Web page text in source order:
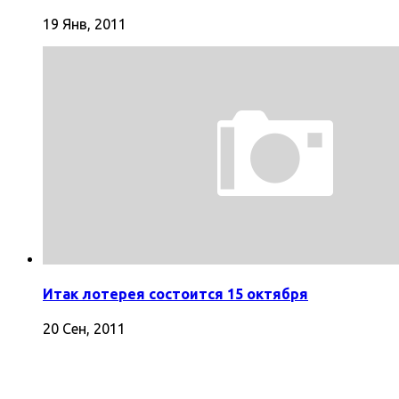
19 Янв, 2011
Итак лотерея состоится 15 октября
20 Сен, 2011